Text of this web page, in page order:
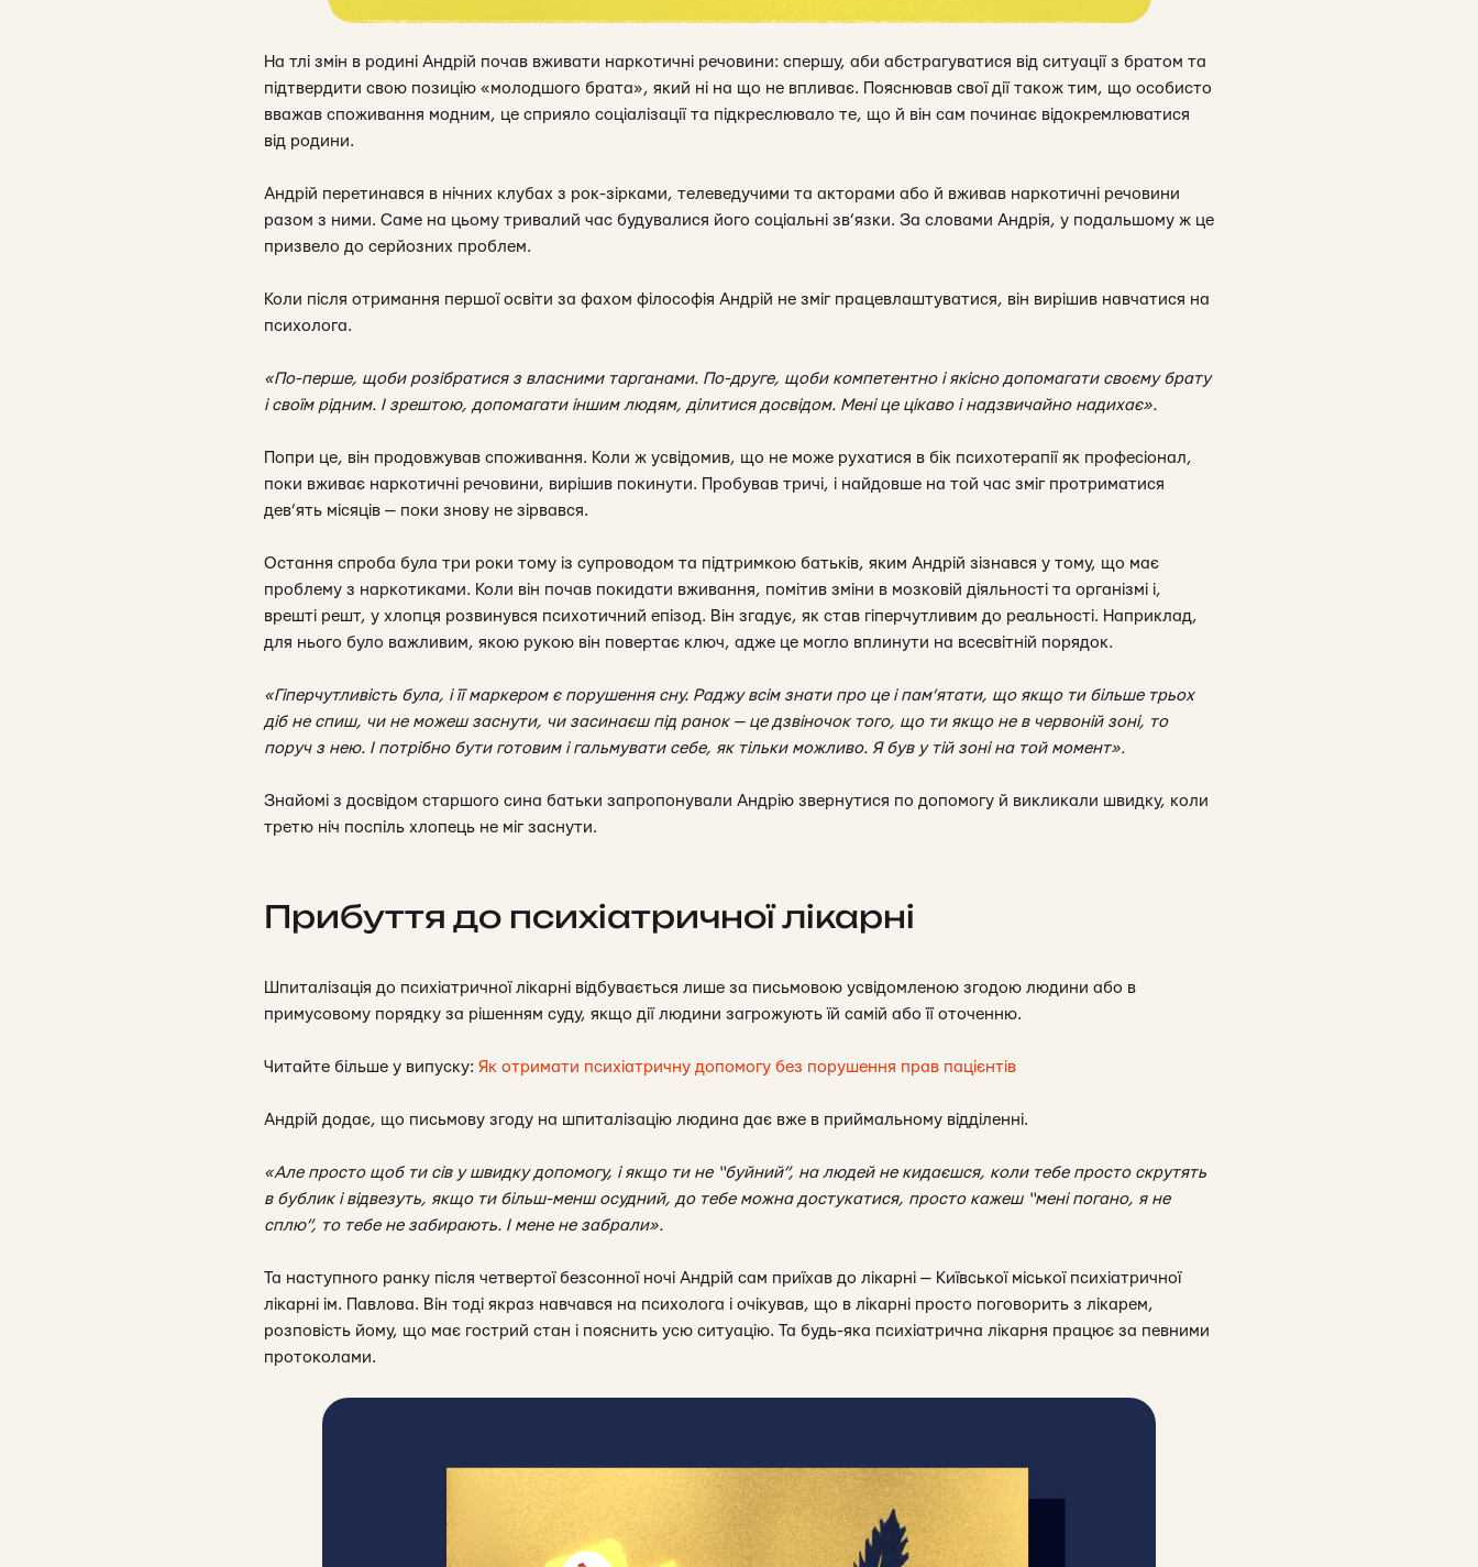
На тлі змін в родині Андрій почав вживати наркотичні речовини: спершу, аби абстрагуватися від ситуації з братом та
підтвердити свою позицію «молодшого брата», який ні на що не впливає. Пояснював свої дії також тим, що особисто
вважав споживання модним, це сприяло соціалізації та підкреслювало те, що й він сам починає відокремлюватися
від родини.
Андрій перетинався в нічних клубах з рок-зірками, телеведучими та акторами або й вживав наркотичні речовини
разом з ними. Саме на цьому тривалий час будувалися його соціальні зв’язки. За словами Андрія, у подальшому ж це
призвело до серйозних проблем.
Коли після отримання першої освіти за фахом філософія Андрій не зміг працевлаштуватися, він вирішив навчатися на
психолога.
«По-перше, щоби розібратися з власними тарганами. По-друге, щоби компетентно і якісно допомагати своєму брату
і своїм рідним. І зрештою, допомагати іншим людям, ділитися досвідом. Мені це цікаво і надзвичайно надихає».
Попри це, він продовжував споживання. Коли ж усвідомив, що не може рухатися в бік психотерапії як професіонал,
поки вживає наркотичні речовини, вирішив покинути. Пробував тричі, і найдовше на той час зміг протриматися
дев’ять місяців — поки знову не зірвався.
Остання спроба була три роки тому із супроводом та підтримкою батьків, яким Андрій зізнався у тому, що має
проблему з наркотиками. Коли він почав покидати вживання, помітив зміни в мозковій діяльності та організмі і,
врешті решт, у хлопця розвинувся психотичний епізод. Він згадує, як став гіперчутливим до реальності. Наприклад,
для нього було важливим, якою рукою він повертає ключ, адже це могло вплинути на всесвітній порядок.
«Гіперчутливість була, і її маркером є порушення сну. Раджу всім знати про це і пам’ятати, що якщо ти більше трьох
діб не спиш, чи не можеш заснути, чи засинаєш під ранок — це дзвіночок того, що ти якщо не в червоній зоні, то
поруч з нею. І потрібно бути готовим і гальмувати себе, як тільки можливо. Я був у тій зоні на той момент».
Знайомі з досвідом старшого сина батьки запропонували Андрію звернутися по допомогу й викликали швидку, коли
третю ніч поспіль хлопець не міг заснути.
Прибуття до психіатричної лікарні
Шпиталізація до психіатричної лікарні відбувається лише за письмовою усвідомленою згодою людини або в
примусовому порядку за рішенням суду, якщо дії людини загрожують їй самій або її оточенню.
Читайте більше у випуску: Як отримати психіатричну допомогу без порушення прав пацієнтів
Андрій додає, що письмову згоду на шпиталізацію людина дає вже в приймальному відділенні.
«Але просто щоб ти сів у швидку допомогу, і якщо ти не “буйний”, на людей не кидаєшся, коли тебе просто скрутять
в бублик і відвезуть, якщо ти більш-менш осудний, до тебе можна достукатися, просто кажеш “мені погано, я не
сплю”, то тебе не забирають. І мене не забрали».
Та наступного ранку після четвертої безсонної ночі Андрій сам приїхав до лікарні — Київської міської психіатричної
лікарні ім. Павлова. Він тоді якраз навчався на психолога і очікував, що в лікарні просто поговорить з лікарем,
розповість йому, що має гострий стан і пояснить усю ситуацію. Та будь-яка психіатрична лікарня працює за певними
протоколами.